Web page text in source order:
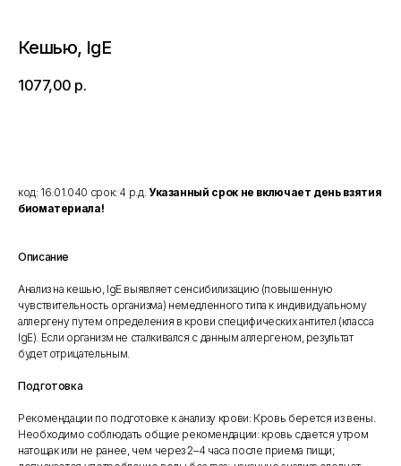
Кешью, IgE
1077,00 р.
код: 16.01.040 срок: 4 р.д. Указанный срок не включает день взятия
биоматериала!
Описание
Анализ на кешью, IgE выявляет сенсибилизацию (повышенную
чувствительность организма) немедленного типа к индивидуальному
аллергену путем определения в крови специфических антител (класса
IgE). Если организм не сталкивался с данным аллергеном, результат
будет отрицательным.
Подготовка
Рекомендации по подготовке к анализу крови: Кровь берется из вены.
Необходимо соблюдать общие рекомендации: кровь сдается утром
натощак или не ранее, чем через 2–4 часа после приема пищи;